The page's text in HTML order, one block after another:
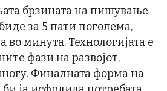
брзината на пишување
за 5 пати поголема,
во минута. Технологијата е
фази на развојот,
Финалната форма на